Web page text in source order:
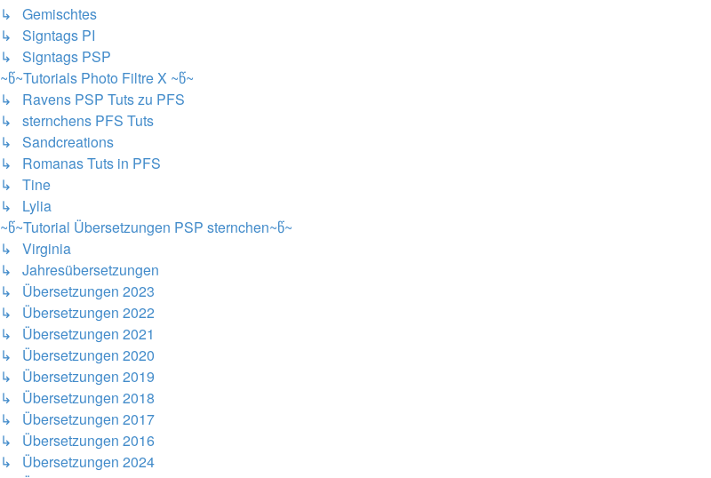
↳ Gemischtes
↳ Signtags PI
↳ Signtags PSP
~წ~Tutorials Photo Filtre X ~წ~
↳ Ravens PSP Tuts zu PFS
↳ sternchens PFS Tuts
↳ Sandcreations
↳ Romanas Tuts in PFS
↳ Tine
↳ Lylia
~წ~Tutorial Übersetzungen PSP sternchen~წ~
↳ Virginia
↳ Jahresübersetzungen
↳ Übersetzungen 2023
↳ Übersetzungen 2022
↳ Übersetzungen 2021
↳ Übersetzungen 2020
↳ Übersetzungen 2019
↳ Übersetzungen 2018
↳ Übersetzungen 2017
↳ Übersetzungen 2016
↳ Übersetzungen 2024